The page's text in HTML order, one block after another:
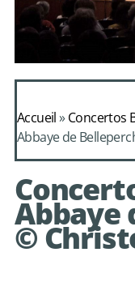
Accueil»Concertos
Abbaye de
Abbaye
©